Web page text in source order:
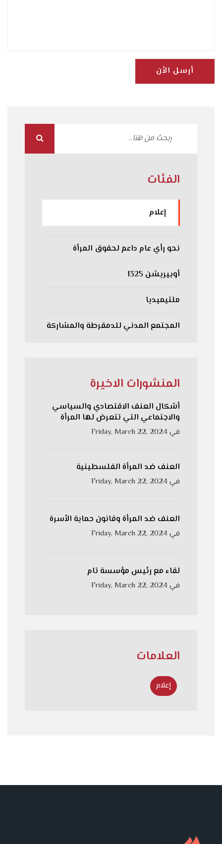
أرسل الأن
الفئات
إعلام
نحو رأي عام داعم لحقوق المرأة
أوبيريشن 1325
ملتيميديا
المجتمع المدني للدمقرطة والمشاركة
المنشورات الاخيرة
أشكال العنف الاقتصادي والسياسي
والاجتماعي التي تتعرض لها المرأة
فيFriday, March 22, 2024
العنف ضد المرأة الفلسطينية
فيFriday, March 22, 2024
العنف ضد المرأة وقانون حماية الأسرة
فيFriday, March 22, 2024
لقاء مع رئيس مؤسسة تام
فيFriday, March 22, 2024
العلامات
إعلام